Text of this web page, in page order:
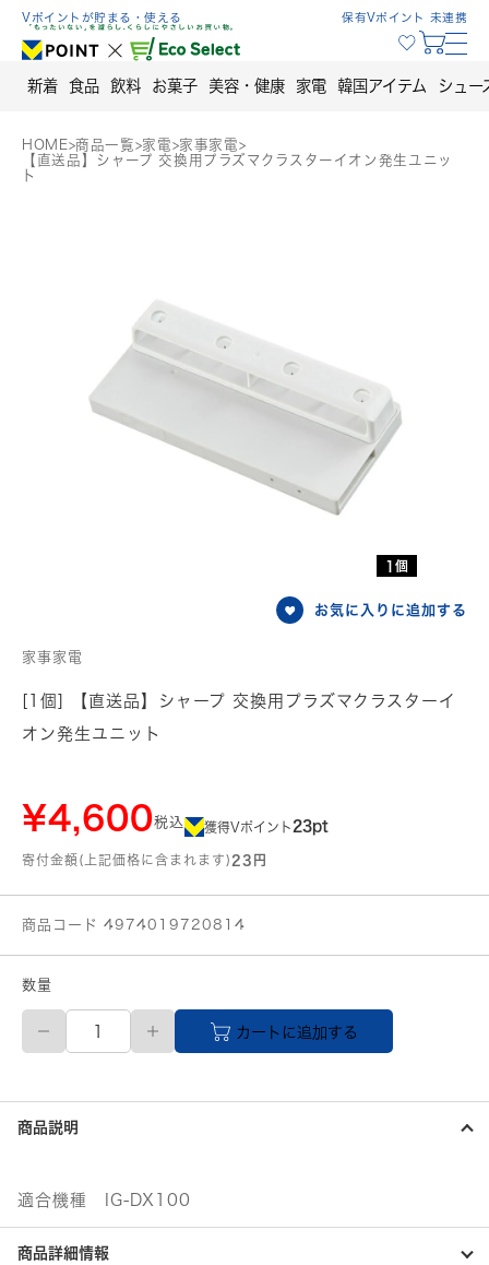
Skip
content
Vポイントが貯まる・使える 保有Vポイント 未連携
新着 食品 飲料 お菓子 美容・健康 家電 韓国アイテム シュー
HOME>商品一覧>家電>家事家電>
【直送品】シャープ 交換用プラズマクラスターイオン発生ユニッ
ト
1個
お気に入りに追加する
家事家電
[1個] 【直送品】シャープ 交換用プラズマクラスターイ
オン発生ユニット
¥4,600税込 獲得Vポイント 23pt
寄付金額(上記価格に含まれます) 23円
商品コード 4974019720814
数量
【直
品】
ャ
ー
プ
用
ズ
カートに追加する
商品説明
適合機種 IG-DX100
商品詳細情報